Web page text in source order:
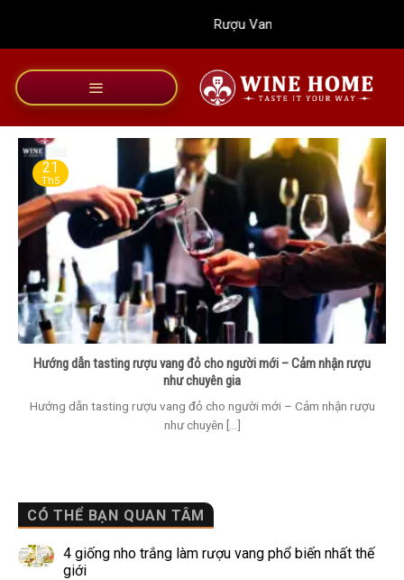
dung
Rượu Vang Wine Home
CÓ THỂ BẠN QUAN TÂM
4 giống nho trắng làm rượu vang phổ biến nhất thế
giới
Hướng dẫn tasting rượu vang đỏ cho người mới – Cảm nhận rượu
như chuyên gia
Hướng dẫn tasting rượu vang đỏ cho người mới – Cảm nhận rượu
như chuyên [...]
21
Th5